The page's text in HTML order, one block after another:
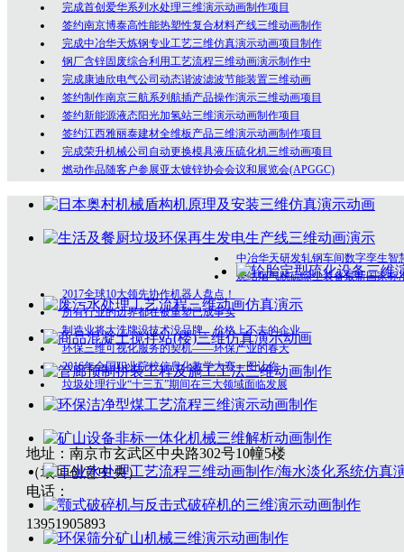
完成首创爱华系列水处理三维演示动画制作项目
签约南京博泰高性能热塑性复合材料产线三维动画制作
完成中冶华天炼钢专业工艺三维仿真演示动画项目制作
钢厂含锌固废综合利用工艺流程三维动画演示制作中
完成康迪欣电气公司动态谐波滤波节能装置三维动画
签约制作南京三航系列航插产品操作演示三维动画项目
签约新能源液态阳光加氢站三维演示动画制作项目
签约江西雅丽泰建材全维板产品三维演示动画制作项目
完成荣升机械公司自动更换模具液压硫化机三维动画项目
燃动作品随客户参展亚太镀锌协会会议和展览会(APGGC)
中冶华天研发轧钢车间数字孪生智
烧结烟气脱硫除尘装备最新国家标
2017全球10大领先协作机器人盘点！
所有行业的边界都在被重塑已成事实
制造业将大洗牌没技术没品牌、价格上不去的企业
环保三维可视化服务的契机——环保产业的春天
2016年全国职业院校信息化教学大赛一图让你
垃圾处理行业“十三五”期间在三大领域面临发展
地址：南京市玄武区中央路302号10幢5楼
（垠坤创意中央）
电话：
13951905893